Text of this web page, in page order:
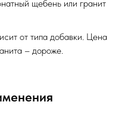
щебень или гранит
от типа добавки. Цена
– дороже.